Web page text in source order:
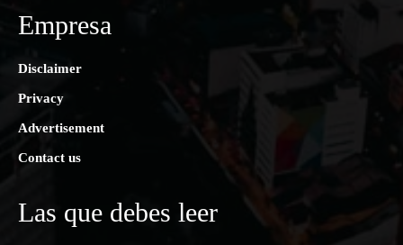
Empresa
Disclaimer
Privacy
Advertisement
Contact us
Las que debes leer